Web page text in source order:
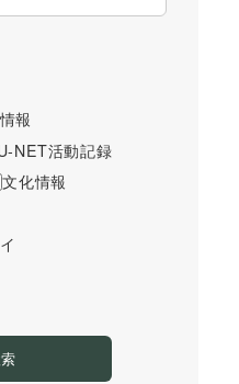
報
NET活動記録
文化情報